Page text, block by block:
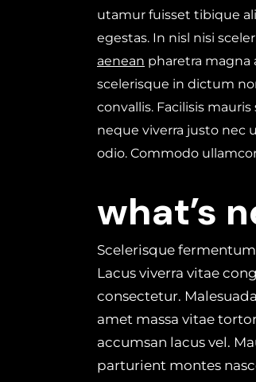
utamur fuisset tibique
egestas. In nisl nisi
aenean pharetra magna
scelerisque in dictum
convallis. Facilisis
neque viverra justo nec
odio. Commodo
what’s
Scelerisque
Lacus viverra vitae
consectetur.
amet massa vitae
accumsan lacus vel.
parturient montes